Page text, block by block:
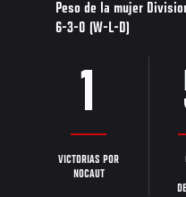
Peso de la mujer
6-3-0 (W-L-D)
1
VICTORIAS POR
NOCAUT